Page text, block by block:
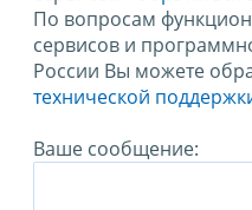
По вопросам
сервисов и
России Вы можете
технической
Ваше сообщение: